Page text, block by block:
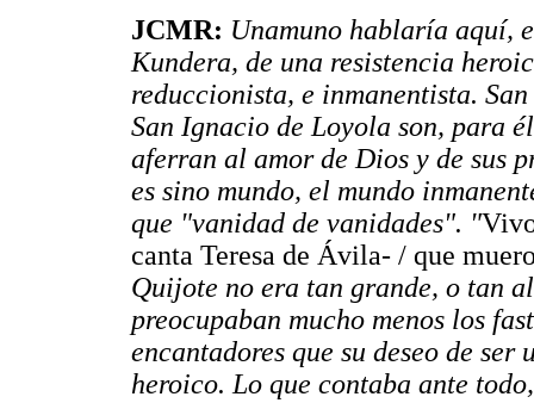
JCMR: Unamuno hablaría aquí,
Kundera, de una resistencia
reduccionista, e inmanentista.
San Ignacio de Loyola son, para
aferran al amor de Dios y de sus
es sino mundo, el mundo
que "vanidad de vanidades". "
canta Teresa de Ávila- / que
Quijote no era tan grande, o tan
preocupaban mucho menos los
encantadores que su deseo de
heroico. Lo que contaba ante